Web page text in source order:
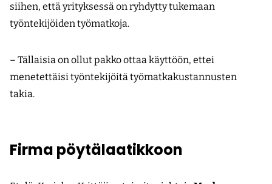
siihen, että yrityksessä on ryhdytty tukemaan
työntekijöiden työmatkoja.
– Tällaisia on ollut pakko ottaa käyttöön, ettei
menetettäisi työntekijöitä työmatkakustannusten
takia.
Firma pöytälaatikkoon